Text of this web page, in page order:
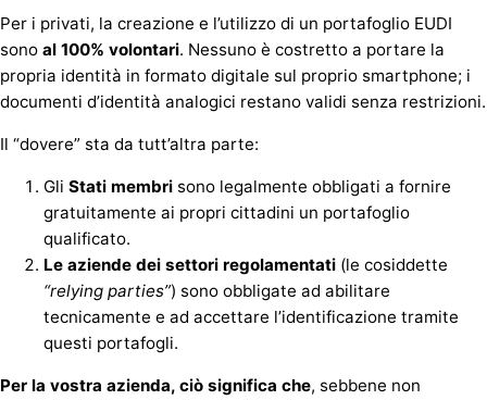
Per i privati, la creazione e l’utilizzo di un portafoglio EUDI
sono al 100% volontari. Nessuno è costretto a portare la
propria identità in formato digitale sul proprio smartphone; i
documenti d’identità analogici restano validi senza restrizioni.
Il “dovere” sta da tutt’altra parte:
Gli Stati membri sono legalmente obbligati a fornire
gratuitamente ai propri cittadini un portafoglio
qualificato.
Le aziende dei settori regolamentati (le cosiddette
“relying parties”) sono obbligate ad abilitare
tecnicamente e ad accettare l’identificazione tramite
questi portafogli.
Per la vostra azienda, ciò significa che, sebbene non